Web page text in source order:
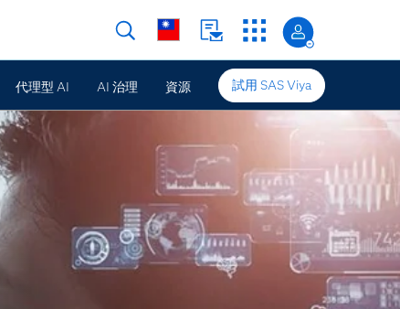
代理型 AI AI 治理 資源 試用 SAS Viya